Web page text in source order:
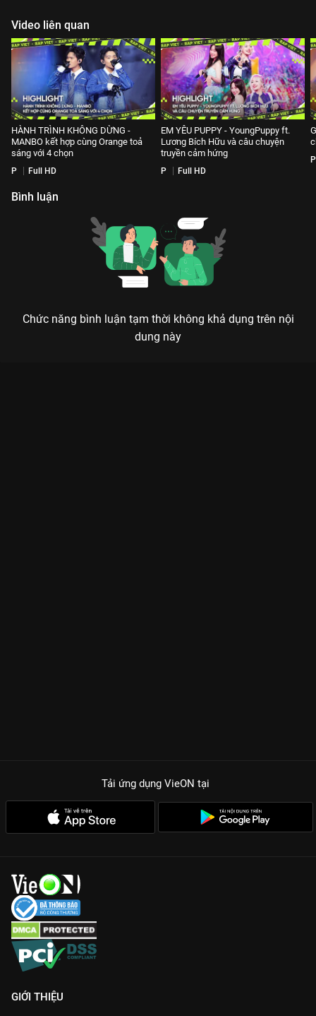
Video liên quan
HÀNH TRÌNH KHÔNG DỪNG -
MANBO kết hợp cùng Orange toả
sáng với 4 chọn
P Full HD
EM YÊU PUPPY - YoungPuppy ft.
Lương Bích Hữu và câu chuyện
truyền cảm hứng
P Full HD
P
Bình luận
Chức năng bình luận tạm thời không khả dụng trên nội
dung này
Tải ứng dụng VieON tại
GIỚI THIỆU